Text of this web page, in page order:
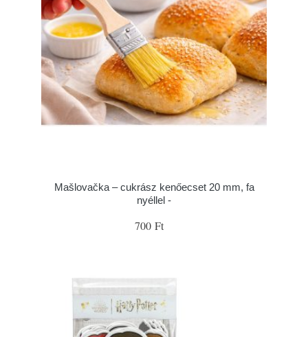
Mašlovačka – cukrász kenőecset 20 mm, fa
nyéllel -
700 Ft